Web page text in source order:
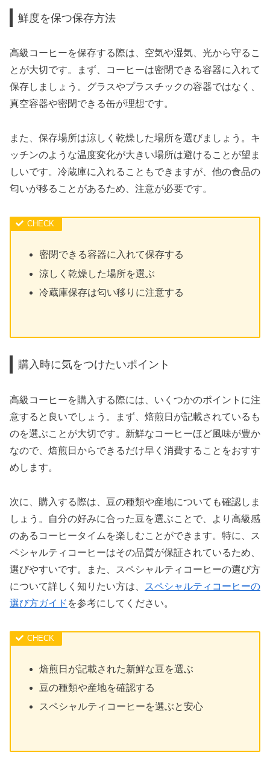
鮮度を保つ保存方法
高級コーヒーを保存する際は、空気や湿気、光から守るこ
とが大切です。まず、コーヒーは密閉できる容器に入れて
保存しましょう。グラスやプラスチックの容器ではなく、
真空容器や密閉できる缶が理想です。
また、保存場所は涼しく乾燥した場所を選びましょう。キ
ッチンのような温度変化が大きい場所は避けることが望ま
しいです。冷蔵庫に入れることもできますが、他の食品の
匂いが移ることがあるため、注意が必要です。
密閉できる容器に入れて保存する
涼しく乾燥した場所を選ぶ
冷蔵庫保存は匂い移りに注意する
購入時に気をつけたいポイント
高級コーヒーを購入する際には、いくつかのポイントに注
意すると良いでしょう。まず、焙煎日が記載されているも
のを選ぶことが大切です。新鮮なコーヒーほど風味が豊か
なので、焙煎日からできるだけ早く消費することをおすす
めします。
次に、購入する際は、豆の種類や産地についても確認しま
しょう。自分の好みに合った豆を選ぶことで、より高級感
のあるコーヒータイムを楽しむことができます。特に、ス
ペシャルティコーヒーはその品質が保証されているため、
選びやすいです。また、スペシャルティコーヒーの選び方
について詳しく知りたい方は、
スペシャルティコーヒーの
選び方ガイド を参考にしてください。
焙煎日が記載された新鮮な豆を選ぶ
豆の種類や産地を確認する
スペシャルティコーヒーを選ぶと安心